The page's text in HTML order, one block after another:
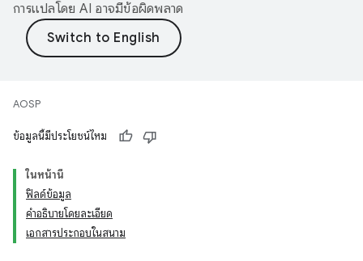
การแปลโดย AI อาจมีข้อผิดพลาด
AOSP
ข้อมูลนี้มีประโยชน์ไหม
ในหน้านี้
ฟิลด์ข้อมูล
คำอธิบายโดยละเอียด
เอกสารประกอบในสนาม